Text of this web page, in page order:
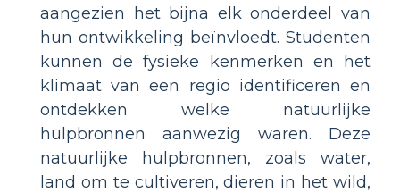
aangezien het bijna elk onderdeel van
hun ontwikkeling beïnvloedt. Studenten
kunnen de fysieke kenmerken en het
klimaat van een regio identificeren en
ontdekken welke natuurlijke
hulpbronnen aanwezig waren. Deze
natuurlijke hulpbronnen, zoals water,
land om te cultiveren, dieren in het wild,